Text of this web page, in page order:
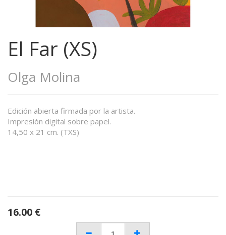
El Far (XS)
Olga Molina
Edición abierta firmada por la artista.
Impresión digital sobre papel.
14,50 x 21 cm. (TXS)
16.00 €